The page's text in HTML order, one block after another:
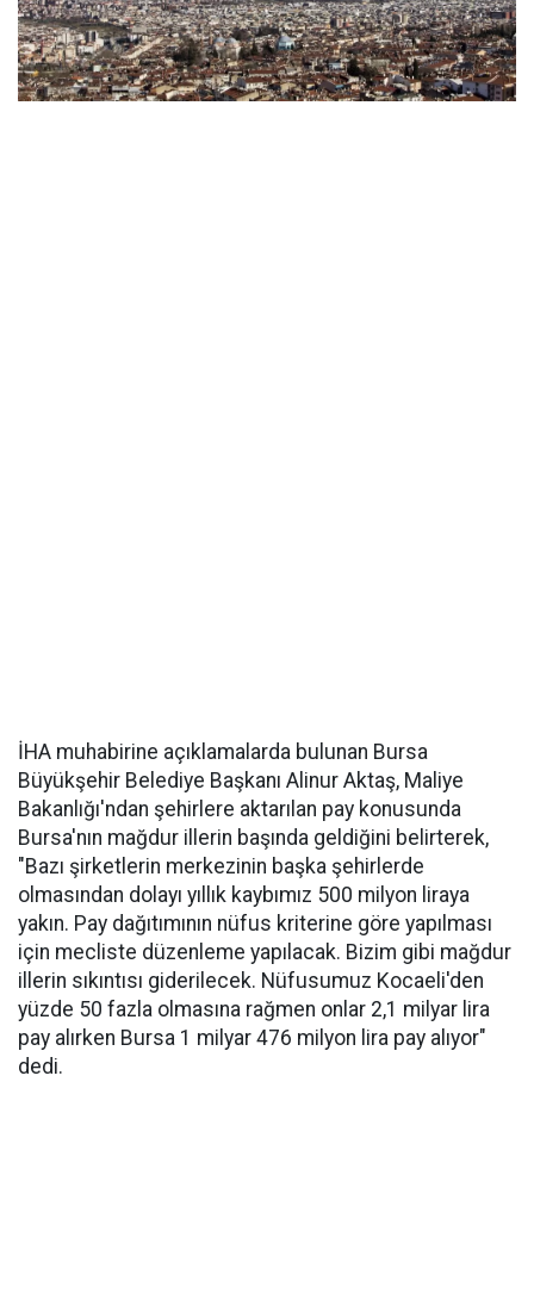
İHA muhabirine açıklamalarda bulunan Bursa
Büyükşehir Belediye Başkanı Alinur Aktaş, Maliye
Bakanlığı'ndan şehirlere aktarılan pay konusunda
Bursa'nın mağdur illerin başında geldiğini belirterek,
"Bazı şirketlerin merkezinin başka şehirlerde
olmasından dolayı yıllık kaybımız 500 milyon liraya
yakın. Pay dağıtımının nüfus kriterine göre yapılması
için mecliste düzenleme yapılacak. Bizim gibi mağdur
illerin sıkıntısı giderilecek. Nüfusumuz Kocaeli'den
yüzde 50 fazla olmasına rağmen onlar 2,1 milyar lira
pay alırken Bursa 1 milyar 476 milyon lira pay alıyor"
dedi.